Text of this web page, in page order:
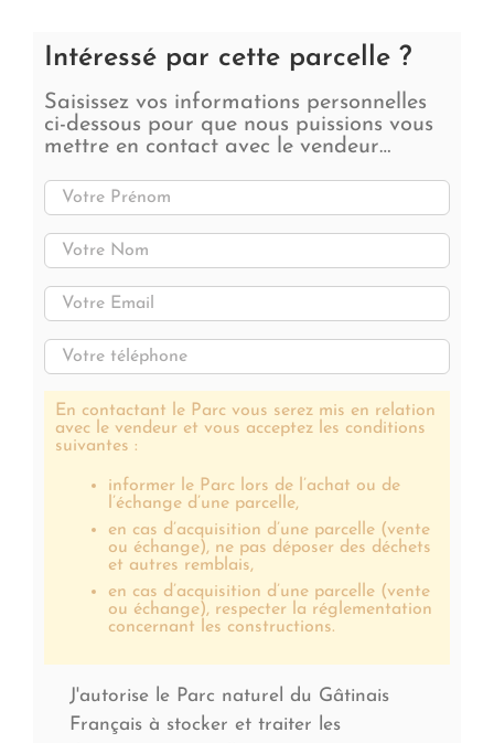
Intéressé par cette parcelle ?
Saisissez vos informations personnelles
ci-dessous pour que nous puissions vous
mettre en contact avec le vendeur…
En contactant le Parc vous serez mis en relation
avec le vendeur et vous acceptez les conditions
suivantes :
informer le Parc lors de l’achat ou de
l’échange d’une parcelle,
en cas d’acquisition d’une parcelle (vente
ou échange), ne pas déposer des déchets
et autres remblais,
en cas d’acquisition d’une parcelle (vente
ou échange), respecter la réglementation
concernant les constructions.
J'autorise le Parc naturel du Gâtinais
Français à stocker et traiter les